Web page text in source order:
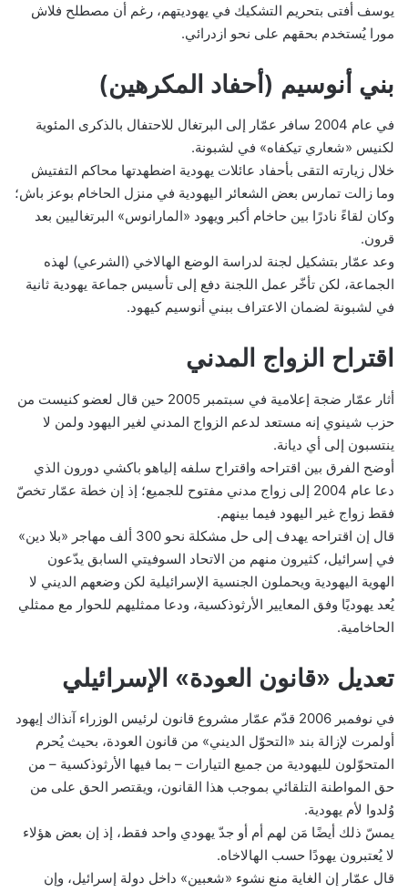
يوسف أفتى بتحريم التشكيك في يهوديتهم، رغم أن مصطلح فلاش
مورا يُستخدم بحقهم على نحو ازدرائي.
بني أنوسيم (أحفاد المكرهين)
في عام 2004 سافر عمّار إلى البرتغال للاحتفال بالذكرى المئوية
لكنيس «شعاري تيكفاه» في لشبونة.
خلال زيارته التقى بأحفاد عائلات يهودية اضطهدتها محاكم التفتيش
وما زالت تمارس بعض الشعائر اليهودية في منزل الحاخام بوعز باش؛
وكان لقاءً نادرًا بين حاخام أكبر ويهود «المارانوس» البرتغاليين بعد
قرون.
وعد عمّار بتشكيل لجنة لدراسة الوضع الهالاخي (الشرعي) لهذه
الجماعة، لكن تأخّر عمل اللجنة دفع إلى تأسيس جماعة يهودية ثانية
في لشبونة لضمان الاعتراف ببني أنوسيم كيهود.
اقتراح الزواج المدني
أثار عمّار ضجة إعلامية في سبتمبر 2005 حين قال لعضو كنيست من
حزب شينوي إنه مستعد لدعم الزواج المدني لغير اليهود ولمن لا
ينتسبون إلى أي ديانة.
أوضح الفرق بين اقتراحه واقتراح سلفه إلياهو باكشي دورون الذي
دعا عام 2004 إلى زواج مدني مفتوح للجميع؛ إذ إن خطة عمّار تخصّ
فقط زواج غير اليهود فيما بينهم.
قال إن اقتراحه يهدف إلى حل مشكلة نحو 300 ألف مهاجر «بلا دين»
في إسرائيل، كثيرون منهم من الاتحاد السوفيتي السابق يدّعون
الهوية اليهودية ويحملون الجنسية الإسرائيلية لكن وضعهم الديني لا
يُعد يهوديًا وفق المعايير الأرثوذكسية، ودعا ممثليهم للحوار مع ممثلي
الحاخامية.
تعديل «قانون العودة» الإسرائيلي
في نوفمبر 2006 قدّم عمّار مشروع قانون لرئيس الوزراء آنذاك إيهود
أولمرت لإزالة بند «التحوّل الديني» من قانون العودة، بحيث يُحرم
المتحوّلون لليهودية من جميع التيارات – بما فيها الأرثوذكسية – من
حق المواطنة التلقائي بموجب هذا القانون، ويقتصر الحق على من
وُلدوا لأم يهودية.
يمسّ ذلك أيضًا مَن لهم أم أو جدّ يهودي واحد فقط، إذ إن بعض هؤلاء
لا يُعتبرون يهودًا حسب الهالاخاه.
قال عمّار إن الغاية منع نشوء «شعبين» داخل دولة إسرائيل، وإن